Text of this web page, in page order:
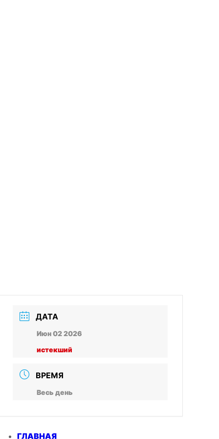
ДАТА
Июн 02 2026
истекший
ВРЕМЯ
Весь день
ГЛАВНАЯ